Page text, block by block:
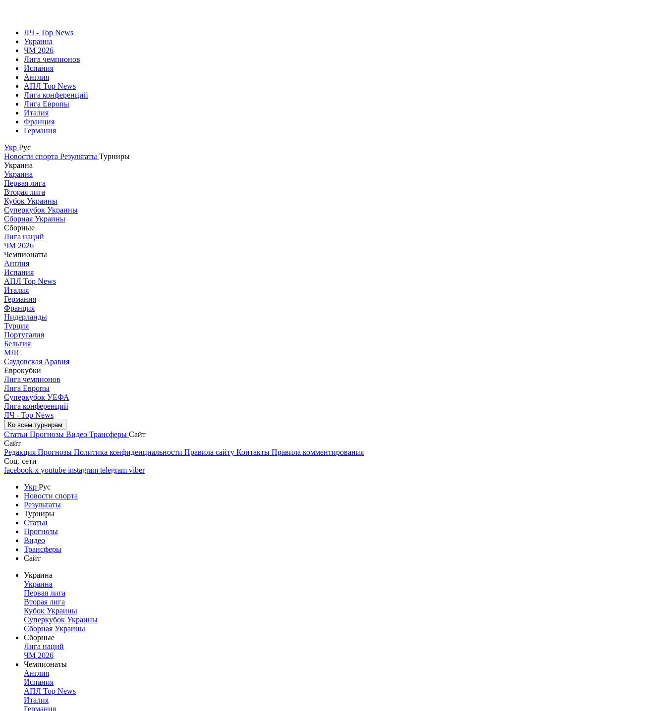
ЛЧ - Top News
Украина
ЧМ 2026
Лига чемпионов
Испания
Англия
АПЛ Top News
Лига конференций
Лига Европы
Италия
Франция
Германия
Укр Рус
Новости спорта Результаты Турниры
Украина
Украина
Первая лига
Вторая лига
Кубок Украины
Суперкубок Украины
Сборная Украины
Сборные
Лига наций
ЧМ 2026
Чемпионаты
Англия
Испания
АПЛ Top News
Италия
Германия
Франция
Нидерланды
Турция
Португалия
Бельгия
МЛС
Саудовская Аравия
Еврокубки
Лига чемпионов
Лига Европы
Суперкубок УЕФА
Лига конференций
ЛЧ - Top News
Ко всем турнирам
Статьи Прогнозы Видео Трансферы Сайт
Сайт
Редакция Прогнозы Политика конфиденциальности Правила сайту Контакты Правила комментирования
Соц. сети
facebook x youtube instagram telegram viber
Укр Рус
Новости спорта
Результаты
Турниры
Статьи
Прогнозы
Видео
Трансферы
Сайт
Украина
Украина
Первая лига
Вторая лига
Кубок Украины
Суперкубок Украины
Сборная Украины
Сборные
Лига наций
ЧМ 2026
Чемпионаты
Англия
Испания
АПЛ Top News
Италия
Германия